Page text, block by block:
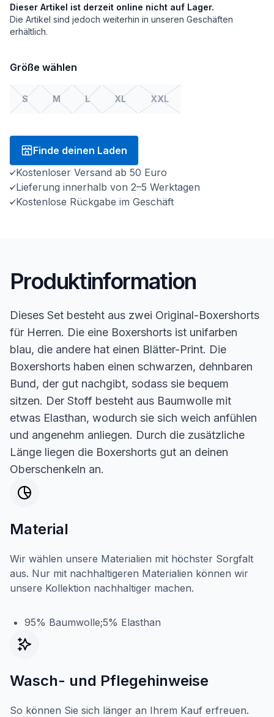
Dieser Artikel ist derzeit online nicht auf Lager.
Die Artikel sind jedoch weiterhin in unseren Geschäften
erhältlich.
Größe wählen
S M L XL XXL
Finde deinen Laden
Kostenloser Versand ab 50 Euro
Lieferung innerhalb von 2–5 Werktagen
Kostenlose Rückgabe im Geschäft
Produktinformation
Dieses Set besteht aus zwei Original-Boxershorts
für Herren. Die eine Boxershorts ist unifarben
blau, die andere hat einen Blätter-Print. Die
Boxershorts haben einen schwarzen, dehnbaren
Bund, der gut nachgibt, sodass sie bequem
sitzen. Der Stoff besteht aus Baumwolle mit
etwas Elasthan, wodurch sie sich weich anfühlen
und angenehm anliegen. Durch die zusätzliche
Länge liegen die Boxershorts gut an deinen
Oberschenkeln an.
Material
Wir wählen unsere Materialien mit höchster Sorgfalt
aus. Nur mit nachhaltigeren Materialien können wir
unsere Kollektion nachhaltiger machen.
95% Baumwolle;5% Elasthan
Wasch- und Pflegehinweise
So können Sie sich länger an Ihrem Kauf erfreuen.